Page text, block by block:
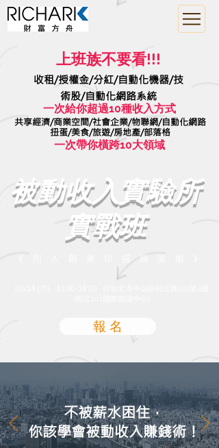
上班族不要看!!!
不被薪水困住，
你該學會被動收入賺錢術！
被動收入實驗所​
實戰班
《 別 人 創 業 你 搭 順 風 車 》
報 名
收租/授權金/分紅/自動化機器/技
術股/自動化網路系統
​一次給你超過10種收入方式
共享經濟/商業空間/社會企業/物聯網/自動化網路
​扭蛋/美食/旅遊/房地產/部落格
一次帶你橫跨10大領域